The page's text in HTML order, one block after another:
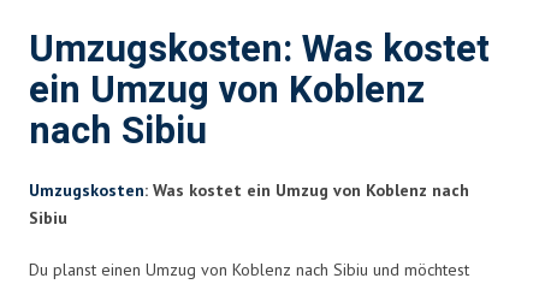
Umzugskosten: Was kostet
ein Umzug von Koblenz
nach Sibiu
Umzugskosten: Was kostet ein Umzug von Koblenz nach
Sibiu
Du planst einen Umzug von Koblenz nach Sibiu und möchtest